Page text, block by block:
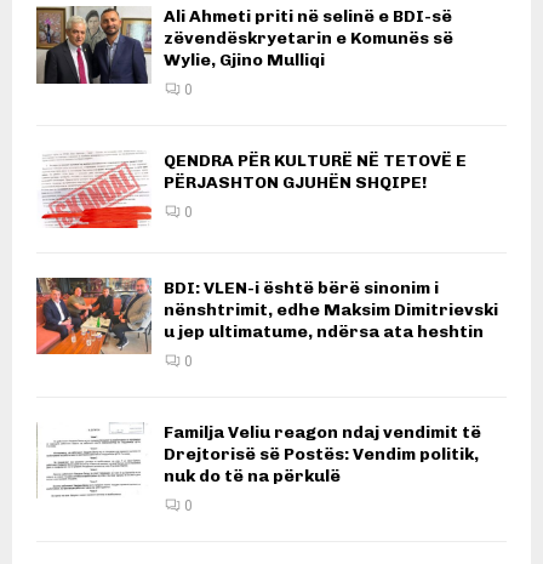
Ali Ahmeti priti në selinë e BDI-së
zëvendëskryetarin e Komunës së
Wylie, Gjino Mulliqi
0
QENDRA PËR KULTURË NË TETOVË E
PËRJASHTON GJUHËN SHQIPE!
0
BDI: VLEN-i është bërë sinonim i
nënshtrimit, edhe Maksim Dimitrievski
u jep ultimatume, ndërsa ata heshtin
0
Familja Veliu reagon ndaj vendimit të
Drejtorisë së Postës: Vendim politik,
nuk do të na përkulë
0